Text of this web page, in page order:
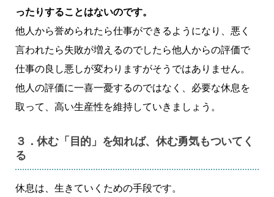
ったりすることはないのです。
他人から誉められたら仕事ができるようになり、悪く
言われたら失敗が増えるのでしたら他人からの評価で
仕事の良し悪しが変わりますがそうではありません。
他人の評価に一喜一憂するのではなく、必要な休息を
取って、高い生産性を維持していきましょう。
３．休む「目的」を知れば、休む勇気もついてく
る
休息は、生きていくための手段です。